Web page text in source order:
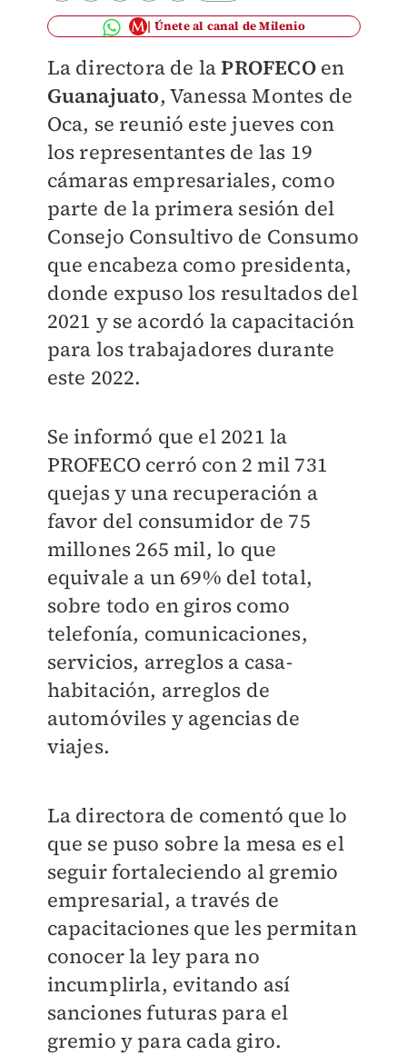
Únete al canal de Milenio
La directora de laPROFECOen
Guanajuato, Vanessa Montes de
Oca, se reunió este jueves con
los representantes de las 19
cámaras empresariales, como
parte de la primera sesión del
Consejo Consultivo de Consumo
que encabeza como presidenta,
donde expuso los resultados del
2021 y se acordó la capacitación
para los trabajadores durante
este 2022.
Se informó que el 2021 la
PROFECO cerró con 2 mil 731
quejas y una recuperación a
favor del consumidor de 75
millones 265 mil, lo que
equivale a un 69% del total,
sobre todo en giros como
telefonía, comunicaciones,
servicios, arreglos a casa-
habitación, arreglos de
automóviles y agencias de
viajes.
La directora de comentó que lo
que se puso sobre la mesa es el
seguir fortaleciendo al gremio
empresarial, a través de
capacitaciones que les permitan
conocer la ley para no
incumplirla, evitando así
sanciones futuras para el
gremio y para cada giro.